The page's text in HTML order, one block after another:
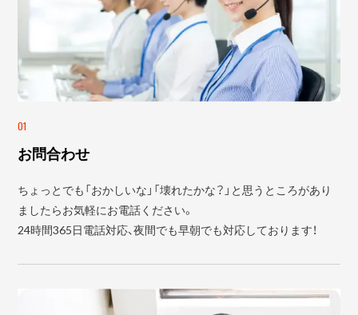
01
お問合わせ
ちょっとでも「おかしいな」「壊れたかな？」と思うところがあり
ましたらお気軽にお電話ください。
24時間365日電話対応、夜間でも早朝でも対応しております！